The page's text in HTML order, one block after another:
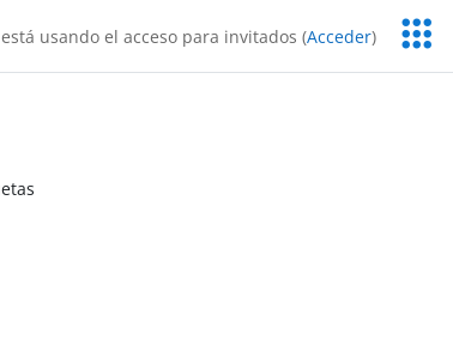
usando el acceso para invitados (Acceder)